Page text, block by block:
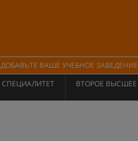
ДОБАВЬТЕ ВАШЕ УЧЕБНОЕ ЗАВЕДЕНИЕ
СПЕЦИАЛИТЕТ ВТОРОЕ ВЫСШЕЕ